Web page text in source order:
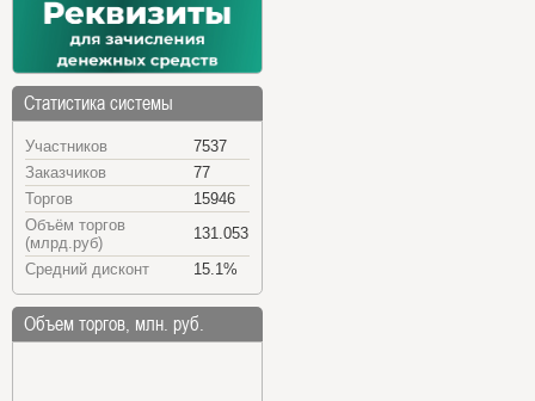
Статистика системы
Участников
7537
Заказчиков
77
Торгов
15946
Объём торгов
(млрд.руб)
131.053
Средний дисконт
15.1%
Объем торгов, млн. руб.